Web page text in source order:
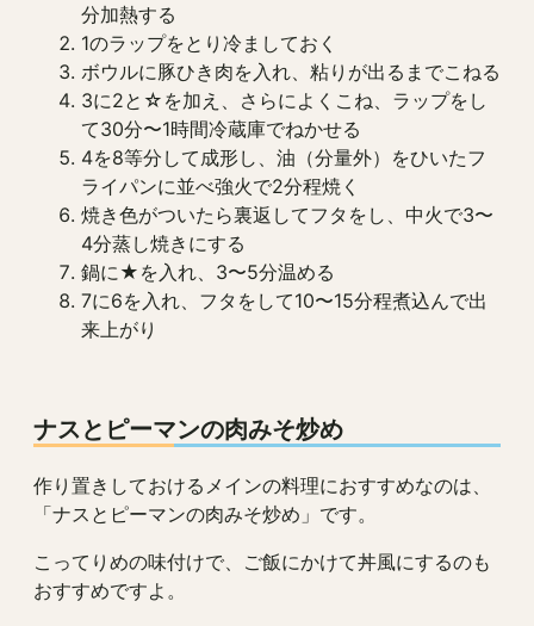
分加熱する
1のラップをとり冷ましておく
ボウルに豚ひき肉を入れ、粘りが出るまでこねる
3に2と☆を加え、さらによくこね、ラップをし
て30分〜1時間冷蔵庫でねかせる
4を8等分して成形し、油（分量外）をひいたフ
ライパンに並べ強火で2分程焼く
焼き色がついたら裏返してフタをし、中火で3〜
4分蒸し焼きにする
鍋に★を入れ、3〜5分温める
7に6を入れ、フタをして10〜15分程煮込んで出
来上がり
ナスとピーマンの肉みそ炒め
作り置きしておけるメインの料理におすすめなのは、
「ナスとピーマンの肉みそ炒め」です。
こってりめの味付けで、ご飯にかけて丼風にするのも
おすすめですよ。